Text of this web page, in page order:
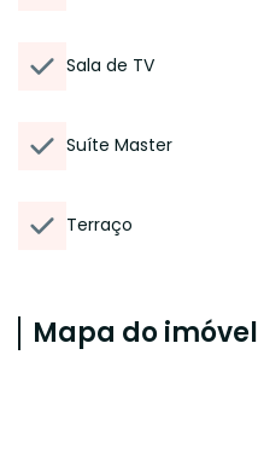
Sala de TV
Suíte Master
Terraço
Mapa do imóvel